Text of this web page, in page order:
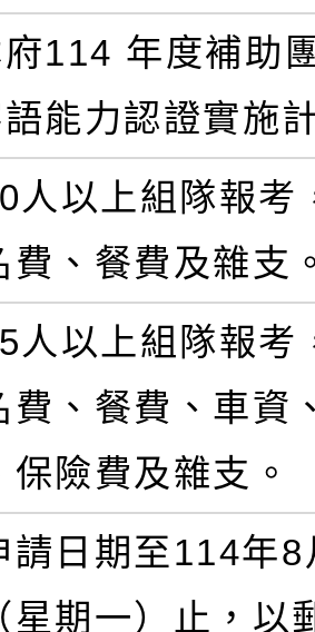
114 年度補助
能力認證實施
人以上組隊報考
費、餐費及雜支
人以上組隊報考
費、餐費、車資
保險費及雜支。
請日期至114年
星期一）止，以